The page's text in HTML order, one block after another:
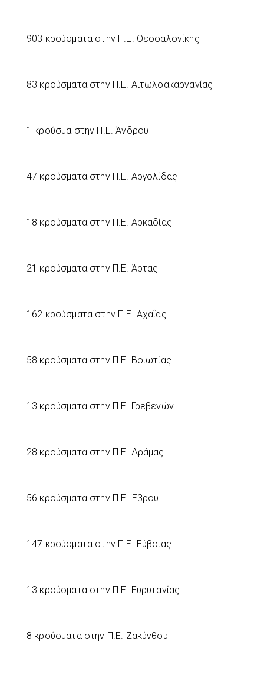
903 κρούσματα στην Π.Ε. Θεσσαλονίκης
83 κρούσματα στην Π.Ε. Αιτωλοακαρνανίας
1 κρούσμα στην Π.Ε. Άνδρου
47 κρούσματα στην Π.Ε. Αργολίδας
18 κρούσματα στην Π.Ε. Αρκαδίας
21 κρούσματα στην Π.Ε. Άρτας
162 κρούσματα στην Π.Ε. Αχαΐας
58 κρούσματα στην Π.Ε. Βοιωτίας
13 κρούσματα στην Π.Ε. Γρεβενών
28 κρούσματα στην Π.Ε. Δράμας
56 κρούσματα στην Π.Ε. Έβρου
147 κρούσματα στην Π.Ε. Εύβοιας
13 κρούσματα στην Π.Ε. Ευρυτανίας
8 κρούσματα στην Π.Ε. Ζακύνθου